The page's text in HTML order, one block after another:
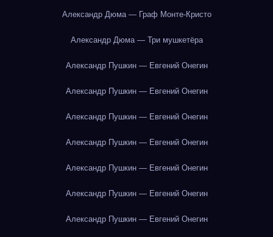
Александр Дюма — Граф Монте-Кристо
Александр Дюма — Три мушкетёра
Александр Пушкин — Евгений Онегин
Александр Пушкин — Евгений Онегин
Александр Пушкин — Евгений Онегин
Александр Пушкин — Евгений Онегин
Александр Пушкин — Евгений Онегин
Александр Пушкин — Евгений Онегин
Александр Пушкин — Евгений Онегин